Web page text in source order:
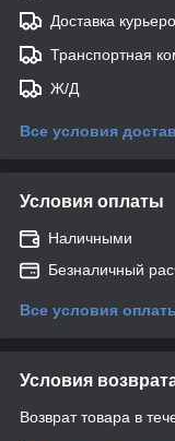
Доставка
Транспортная
Ж/Д
Все условия
Условия оплаты
Наличными
Безналичный
Все условия
Условия
Возврат товара в